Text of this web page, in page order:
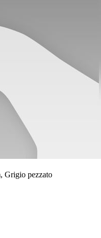
Grigio pezzato